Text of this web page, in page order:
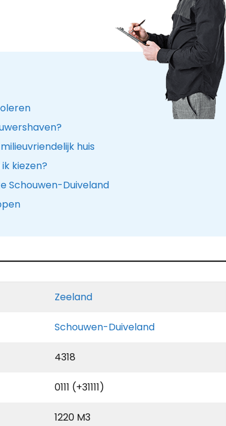
huis
kiezen?
Schouwen-Duiveland
Zeeland
Schouwen-Duiveland
4318
0111 (+31111)
1220 M3